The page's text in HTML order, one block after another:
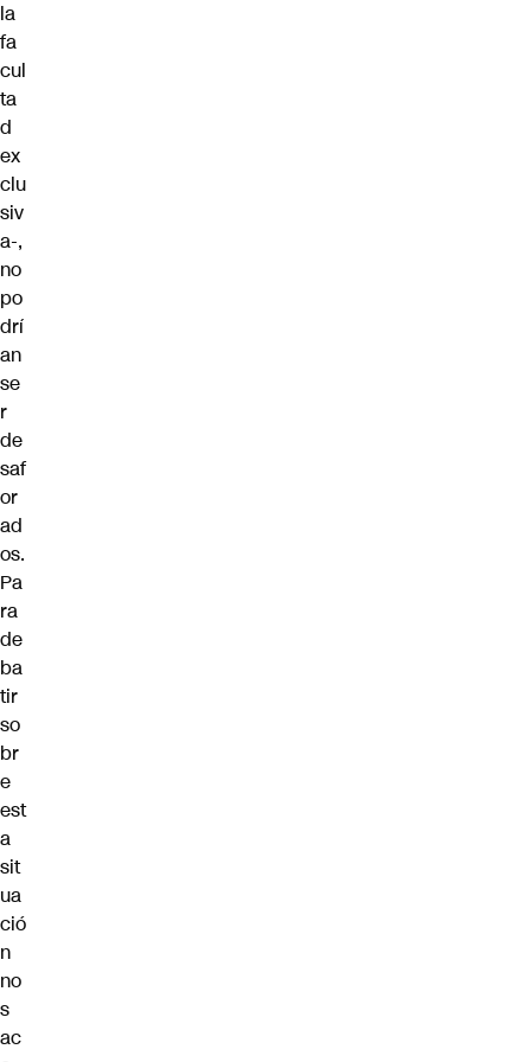
la
fa
cul
ta
d
ex
clu
siv
a-,
no
po
drí
an
se
r
de
saf
or
ad
os.
Pa
ra
de
ba
tir
so
br
e
est
a
sit
ua
ció
n
no
s
ac